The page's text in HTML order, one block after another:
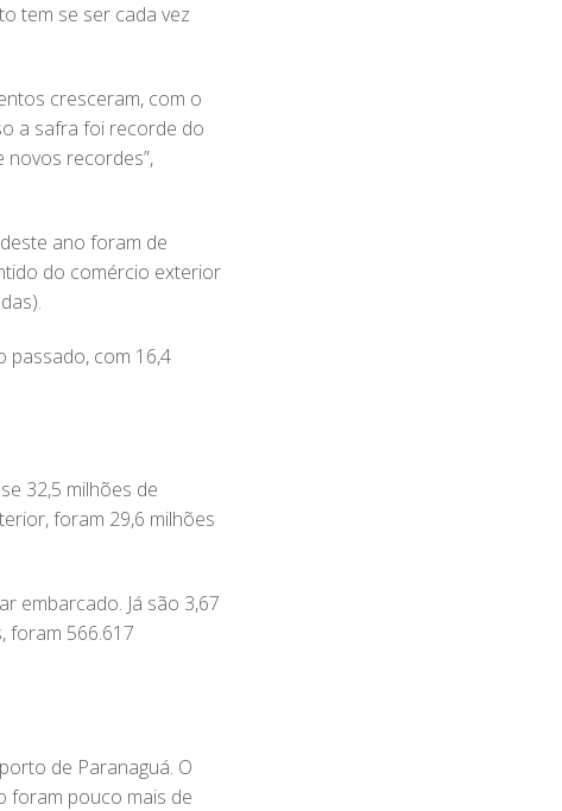
tem se ser cada vez
cresceram, com o
a safra foi recorde do
novos recordes”,
ano foram de
do comércio exterior
passado, com 16,4
32,5 milhões de
foram 29,6 milhões
embarcado. Já são 3,67
foram 566.617
de Paranaguá. O
foram pouco mais de